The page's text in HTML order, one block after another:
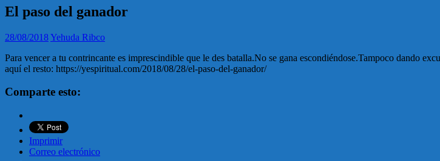
El paso del ganador
28/08/2018Yehuda Ribco
Para vencer a tu contrincante es imprescindible que le des batalla.No se gana escondiéndose.Tampoco dando
aquí el resto: https://yespiritual.com/2018/08/28/el-paso-del-ganador/
Comparte esto:
Imprimir
Correo electrónico